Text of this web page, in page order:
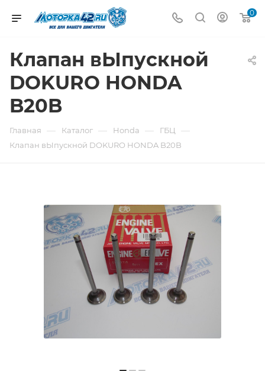
0
Клапан вЫпускной
DOKURO HONDA
B20B
Главная — Каталог — Honda — ГБЦ —
Клапан вЫпускной DOKURO HONDA B20B